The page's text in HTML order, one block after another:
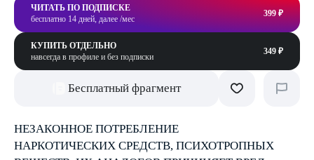
ЧИТАТЬ ПО ПОДПИСКЕ
бесплатно 14 дней, далее /мес
399 ₽
КУПИТЬ ОТДЕЛЬНО
навсегда в профиле и без подписки
349 ₽
Бесплатный фрагмент
НЕЗАКОННОЕ ПОТРЕБЛЕНИЕ
НАРКОТИЧЕСКИХ СРЕДСТВ, ПСИХОТРОПНЫХ